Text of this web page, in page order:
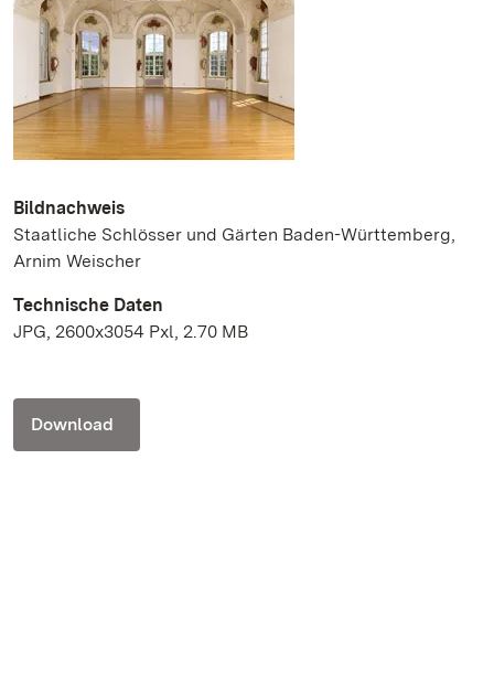
Bildnachweis
Staatliche Schlösser und Gärten Baden-Württemberg,
Arnim Weischer
Technische Daten
JPG, 2600x3054 Pxl, 2.70 MB
Download